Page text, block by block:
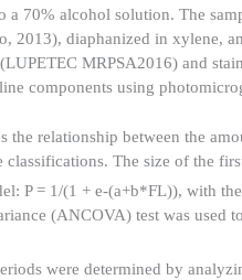
a 70% alcohol solution. The
2013), diaphanized in xylene,
MRPSA2016) and
components using
the relationship between the
classifications. The size of the
P = 1/(1 + e-(a+b*FL)), with
(ANCOVA) test was used
were determined by